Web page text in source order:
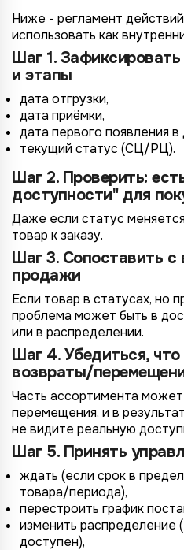
Ниже - регламент
использовать как
Шаг 1.
и этапы
дата отгрузки,
дата приёмки,
дата первого появления
текущий статус (СЦ/РЦ).
Шаг 2. Проверить:
доступности" для
Даже если статус
товар к заказу.
Шаг 3. Сопоставить с
продажи
Если товар в статусах, но
проблема может быть в
или в распределении.
Шаг 4. Убедиться,
возвраты/
Часть ассортимента может
перемещения, и в
не видите реальную
Шаг 5. Принять
ждать (если срок в
товара/периода),
перестроить график
изменить распределение
доступен),
Согласие на
Правила обработки
https:// your-
Назад
Wildberries
YandexMarket
MegaMarket
Назад
1 организация
до 3
до 5 организаций
более 5
Назад
до 1 млн.
от 1 до 5 млн.
от 5 до 10 млн.
от 10 млн.
Назад